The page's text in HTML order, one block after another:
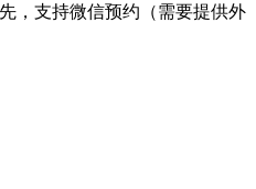
，支持微信预约（需要提供外